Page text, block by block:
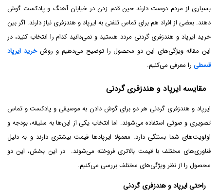
بسیاری از مردم دوست دارند حین قدم زدن در خیابان آهنگ و پادکست گوش
دهند. بعضی‌ از افراد هم برای تماس تلفنی به ایرپاد و هندزفری نیاز دارند. اگر بین
خرید ایرپاد و هندزفری گردنی مردد هستید و نمی‌دانید کدام را انتخاب کنید، در
این مقاله ویژگی‌های این دو محصول را توضیح می‌دهیم و روشخرید ایرپاد
قسطی را معرفی می‌کنیم.
مقایسه ایرپاد و هندزفری گردنی
ایرپاد و هندزفری گردنی هر دو برای گوش دادن به موسیقی و پادکست و تماس
تصویری و صوتی استفاده می‌شوند. اما انتخاب یکی از این‌ها به سلیقه، بودجه و
اولویت‌های شما بستگی دارد. معمولا ایرپادها قیمت بیشتری دارند و به دلیل
فناوری‌های مختلف با قیمت بالاتری فروخته می‌شوند. در این بخش، این دو
محصول را از نظر ویژگی‌های مختلف بررسی می‌کنیم.
راحتی ایرپاد و هندزفری گردنی